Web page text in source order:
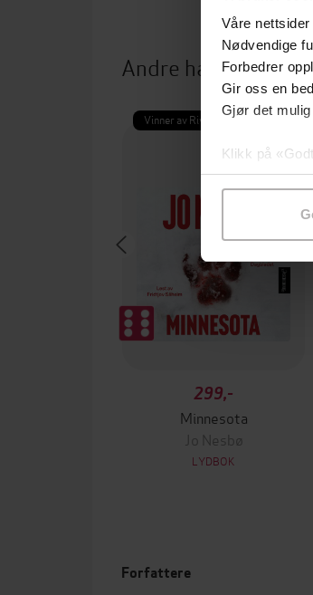
Våre
Nødvendige
Forbedrer
Gir oss en
Gjør det
Klikk på
samtykke til
Andre har også
Vinner av Rivertonprisen
299,-
Minnesota
Jo Nesbø
LYDBOK
Forfattere